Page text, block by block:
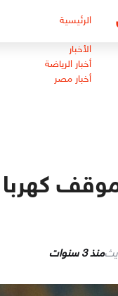
الرئيسية
الأخبار
أخبار الرياضة
أخبار مصر
موقف
منذ 3 سنوات